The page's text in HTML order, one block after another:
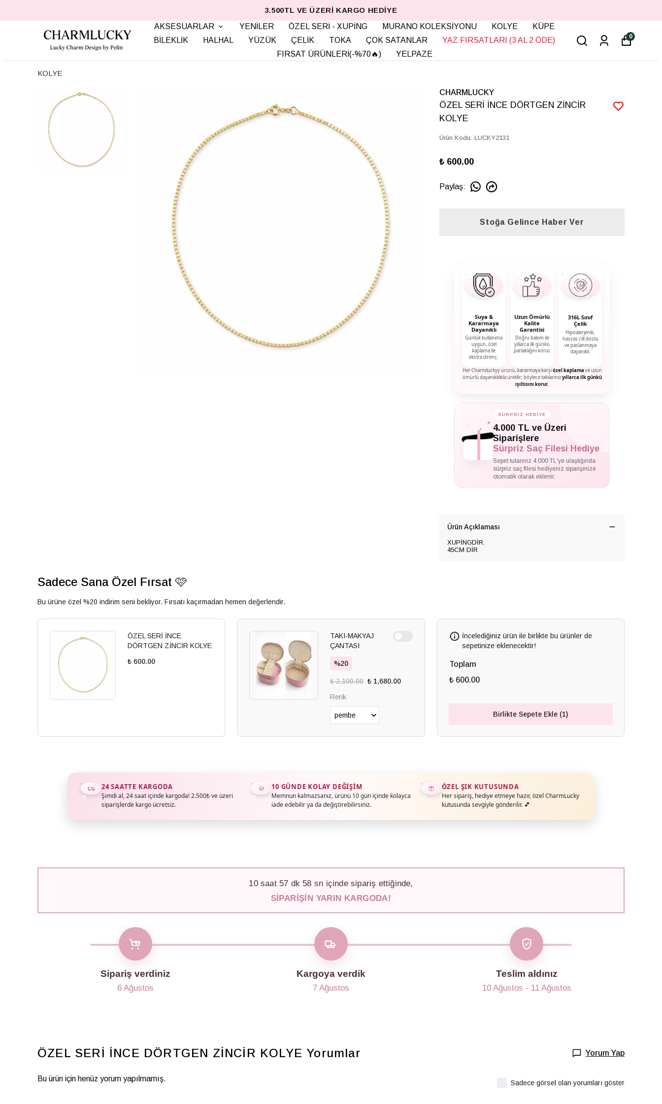
3.500TL VE ÜZERI KARGO HEDIYE
AKSESUARLAR
YENİLER ÖZEL SERİ - XUPİNG MURANO KOLEKSİYONU KOLYE
KÜPE
BİLEKLİK
HALHAL YÜZÜK ÇELİK TOKA ÇOK SATANLAR
YAZ FIRSATLARI (3 AL 2 ÖDE)
FIRSAT ÜRÜNLERİ(-%70🔥)
YELPAZE
0
KOLYE
CHARMLUCKY
ÖZEL SERİ İNCE DÖRTGEN ZİNCİR
KOLYE
Ürün Kodu: LUCKY2131
₺ 600.00
Paylaş:
Stoğa Gelince Haber Ver
Suya &
Kararmaya
Dayanıklı
Günlük kullanıma
uygun, özel
kaplama ile
ekstra direnç.
Uzun Ömürlü
Kalite
Garantisi
Doğru bakım ile
yıllarca ilk günkü
parlaklığını korur.
316L Sınıf
Çelik
Hipoalerjenik,
hassas cilt dostu
ve paslanmaya
dayanıklı.
Her Charmluckyy ürünü, kararmaya karşıözel kaplama ve uzun
ömürlü dayanıklılıkla üretilir; böylece takılarınızyıllarca ilk günkü
ışıltısını korur.
✦
✦
SÜRPRİZ HEDİYE
4.000 TL ve Üzeri
Siparişlere
Sürpriz Saç Filesi Hediye
Sepet tutarınız 4.000 TL'ye ulaştığında
sürpriz saç filesi hediyeniz siparişinize
otomatik olarak eklenir.
Ürün Açıklaması
XUPİNGDİR.
45CM DİR
Sadece Sana Özel Fırsat 🩷
Bu ürüne özel %20 indirim seni bekliyor. Fırsatı kaçırmadan hemen değerlendir.
ÖZEL SERİ İNCE
DÖRTGEN ZİNCİR KOLYE
₺ 600.00
TAKI-MAKYAJ
ÇANTASI
%20
₺ 2,100.00 ₺ 1,680.00
Renk
İncelediğiniz ürün ile birlikte bu ürünler de
sepetinize eklenecektir!
Toplam
₺ 600.00
Birlikte Sepete Ekle (1)
24 SAATTE KARGODA
Şimdi al, 24 saat içinde kargoda! 2.500₺ ve üzeri
siparişlerde kargo ücretsiz.
10 GÜNDE KOLAY DEĞIŞIM
Memnun kalmazsanız, ürünü 10 gün içinde kolayca
iade edebilir ya da değiştirebilirsiniz.
ÖZEL ŞIK KUTUSUNDA
Her sipariş, hediye etmeye hazır, özel CharmLucky
kutusunda sevgiyle gönderilir. 💕
10saat 57 dk 55 sn içinde sipariş ettiğinde,
SIPARIŞIN YARIN KARGODA!
Sipariş verdiniz
6 Ağustos
Kargoya verdik
7 Ağustos
Teslim aldınız
10 Ağustos - 11 Ağustos
ÖZEL SERİ İNCE DÖRTGEN ZİNCİR KOLYE Yorumlar Yorum Yap
Bu ürün için henüz yorum yapılmamış. Sadece görsel olan yorumları göster